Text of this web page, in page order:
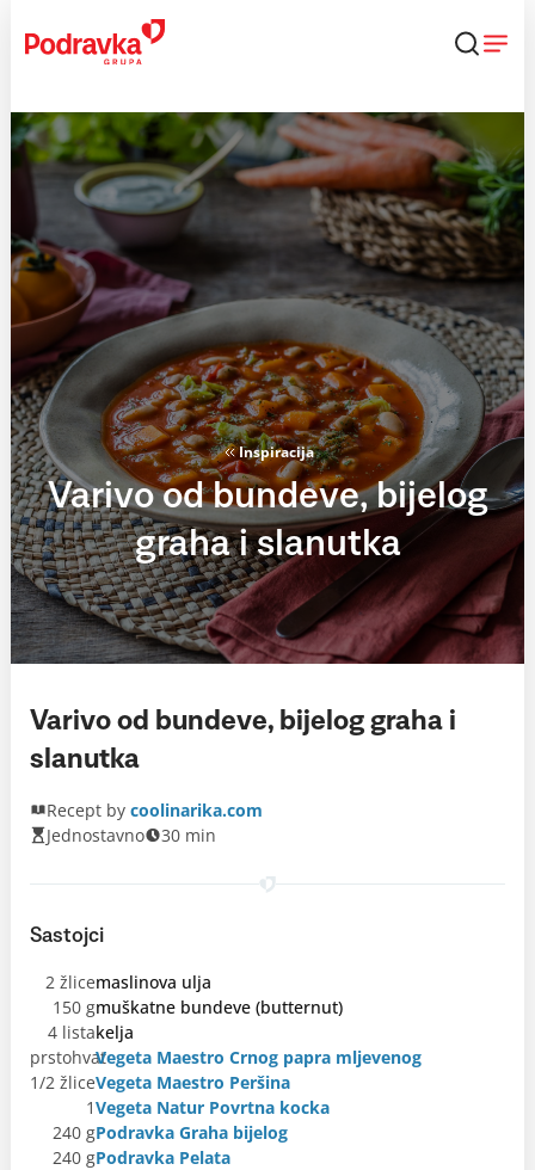
content
Inspiracija
Varivo od bundeve, bijelog
graha i slanutka
Varivo od bundeve, bijelog graha i
slanutka
Recept by coolinarika.com
Jednostavno
30 min
Sastojci
2 žlicemaslinova ulja
150 gmuškatne bundeve (butternut)
4 listakelja
prstohvatVegeta Maestro Crnog papra mljevenog
1/2 žliceVegeta Maestro Peršina
1Vegeta Natur Povrtna kocka
240 gPodravka Graha bijelog
240 gPodravka Pelata